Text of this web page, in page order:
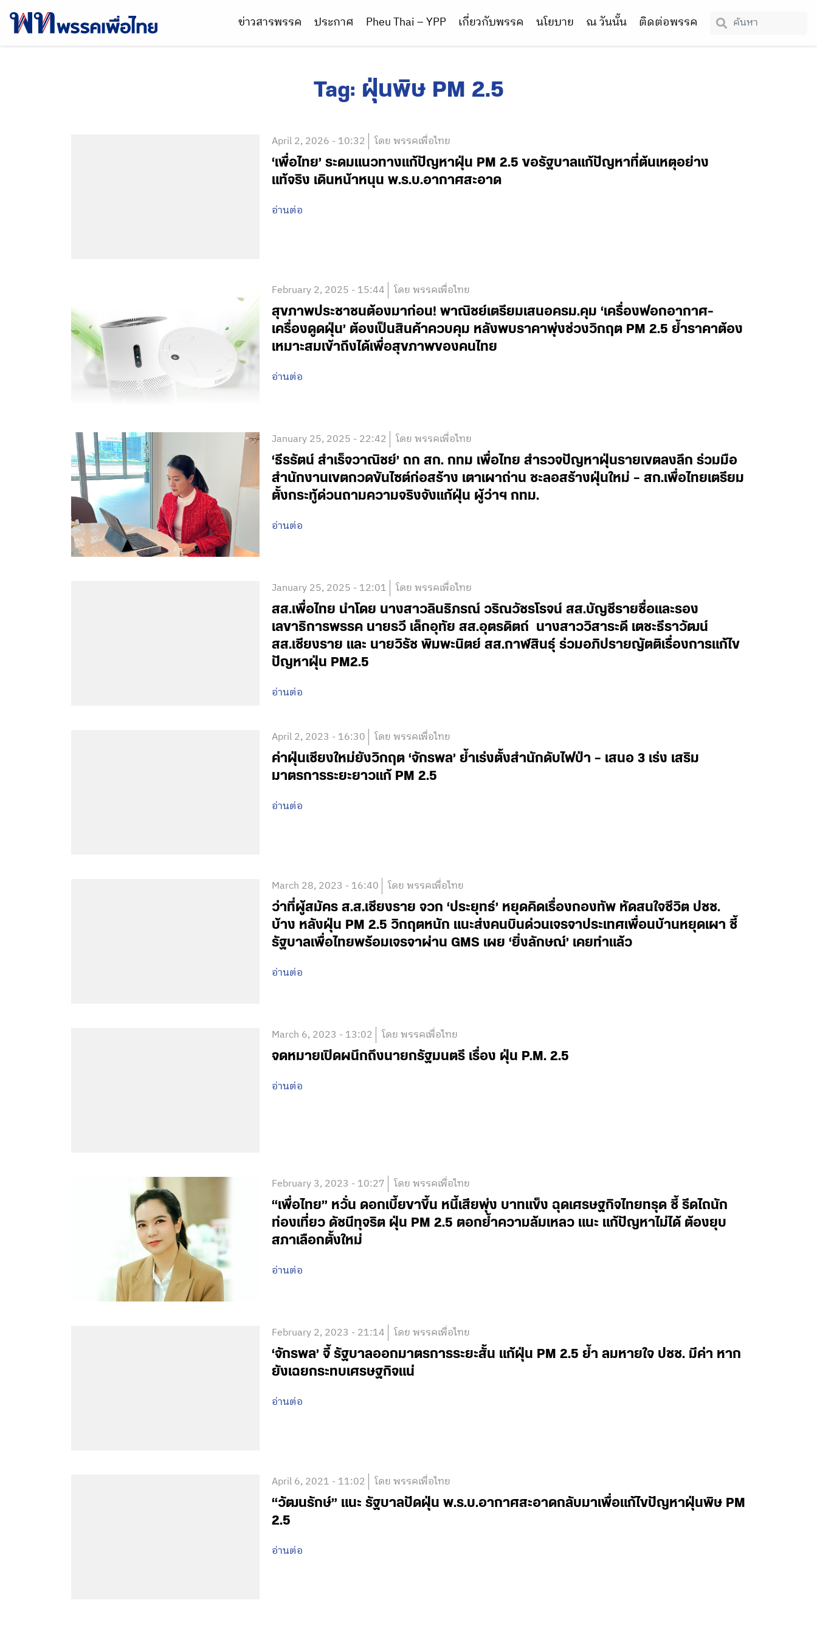
ข่าวสารพรรค ประกาศ Pheu Thai – YPP เกี่ยวกับพรรค นโยบาย ณ วันนั้น ติดต่อพรรค
Tag: ฝุ่นพิษ PM 2.5
April 2, 2026 - 10:32 โดย พรรคเพื่อไทย
‘เพื่อไทย’ ระดมแนวทางแก้ปัญหาฝุ่น PM 2.5 ขอรัฐบาลแก้ปัญหาที่ต้นเหตุอย่าง
แท้จริง เดินหน้าหนุน พ.ร.บ.อากาศสะอาด
อ่านต่อ
February 2, 2025 - 15:44 โดย พรรคเพื่อไทย
สุขภาพประชาชนต้องมาก่อน! พาณิชย์เตรียมเสนอครม.คุม ‘เครื่องฟอกอากาศ-
เครื่องดูดฝุ่น’ ต้องเป็นสินค้าควบคุม หลังพบราคาพุ่งช่วงวิกฤต PM 2.5 ย้ำราคาต้อง
เหมาะสมเข้าถึงได้เพื่อสุขภาพของคนไทย
อ่านต่อ
January 25, 2025 - 22:42 โดย พรรคเพื่อไทย
‘ธีรรัตน์ สำเร็จวาณิชย์’ ถก สก. กทม เพื่อไทย สำรวจปัญหาฝุ่นรายเขตลงลึก ร่วมมือ
สำนักงานเขตกวดขันไซต์ก่อสร้าง เตาเผาถ่าน ชะลอสร้างฝุ่นใหม่ – สก.เพื่อไทยเตรียม
ตั้งกระทู้ด่วนถามความจริงจังแก้ฝุ่น ผู้ว่าฯ กทม.
อ่านต่อ
January 25, 2025 - 12:01 โดย พรรคเพื่อไทย
สส.เพื่อไทย นำโดย นางสาวลินธิภรณ์ วริณวัชรโรจน์ สส.บัญชีรายชื่อและรอง
เลขาธิการพรรค นายรวี เล็กอุทัย สส.อุตรดิตถ์ นางสาววิสาระดี เตชะธีราวัฒน์
สส.เชียงราย และ นายวิรัช พิมพะนิตย์ สส.กาฬสินธุ์ ร่วมอภิปรายญัตติเรื่องการแก้ไข
ปัญหาฝุ่น PM2.5
อ่านต่อ
April 2, 2023 - 16:30 โดย พรรคเพื่อไทย
ค่าฝุ่นเชียงใหม่ยังวิกฤต ‘จักรพล’ ย้ำเร่งตั้งสำนักดับไฟป่า – เสนอ 3 เร่ง เสริม
มาตรการระยะยาวแก้ PM 2.5
อ่านต่อ
March 28, 2023 - 16:40 โดย พรรคเพื่อไทย
ว่าที่ผู้สมัคร ส.ส.เชียงราย จวก ‘ประยุทธ์’ หยุดคิดเรื่องกองทัพ หัดสนใจชีวิต ปชช.
บ้าง หลังฝุ่น PM 2.5 วิกฤตหนัก แนะส่งคนบินด่วนเจรจาประเทศเพื่อนบ้านหยุดเผา ชี้
รัฐบาลเพื่อไทยพร้อมเจรจาผ่าน GMS เผย ‘ยิ่งลักษณ์’ เคยทำแล้ว
อ่านต่อ
March 6, 2023 - 13:02 โดย พรรคเพื่อไทย
จดหมายเปิดผนึกถึงนายกรัฐมนตรี เรื่อง ฝุ่น P.M. 2.5
อ่านต่อ
February 3, 2023 - 10:27 โดย พรรคเพื่อไทย
“เพื่อไทย” หวั่น ดอกเบี้ยขาขึ้น หนี้เสียพุ่ง บาทแข็ง ฉุดเศรษฐกิจไทยทรุด ชี้ รีดไถนัก
ท่องเที่ยว ดัชนีทุจริต ฝุ่น PM 2.5 ตอกย้ำความล้มเหลว แนะ แก้ปัญหาไม่ได้ ต้องยุบ
สภาเลือกตั้งใหม่
อ่านต่อ
February 2, 2023 - 21:14 โดย พรรคเพื่อไทย
‘จักรพล’ จี้ รัฐบาลออกมาตรการระยะสั้น แก้ฝุ่น PM 2.5 ย้ำ ลมหายใจ ปชช. มีค่า หาก
ยังเฉยกระทบเศรษฐกิจแน่
อ่านต่อ
April 6, 2021 - 11:02 โดย พรรคเพื่อไทย
“วัฒนรักษ์” แนะ รัฐบาลปัดฝุ่น พ.ร.บ.อากาศสะอาดกลับมาเพื่อแก้ไขปัญหาฝุ่นพิษ PM
2.5
อ่านต่อ